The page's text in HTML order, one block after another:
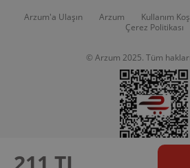
Arzum'a Ulaşın Arzum Kullanım
Çerez Politikası
© Arzum 2025. Tüm hakları